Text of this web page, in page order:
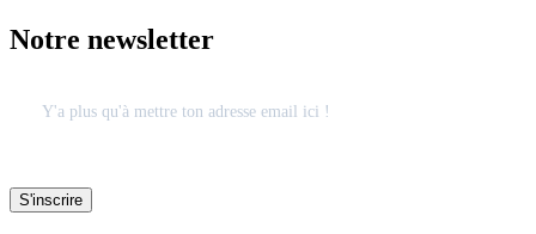
Notre newsletter